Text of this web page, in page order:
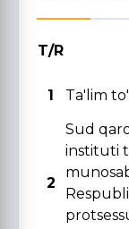
T/R
1
Ta'lim
2
Sud
instituti